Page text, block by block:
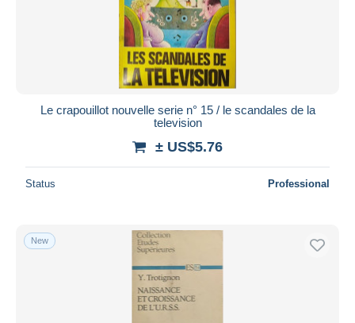
Le crapouillot nouvelle serie n° 15 / le scandales de la
television
± US$5.76
Status Professional
New